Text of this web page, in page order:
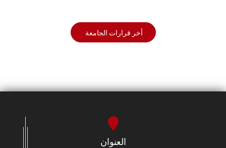
أخر قرارات الجامعة
العنوان